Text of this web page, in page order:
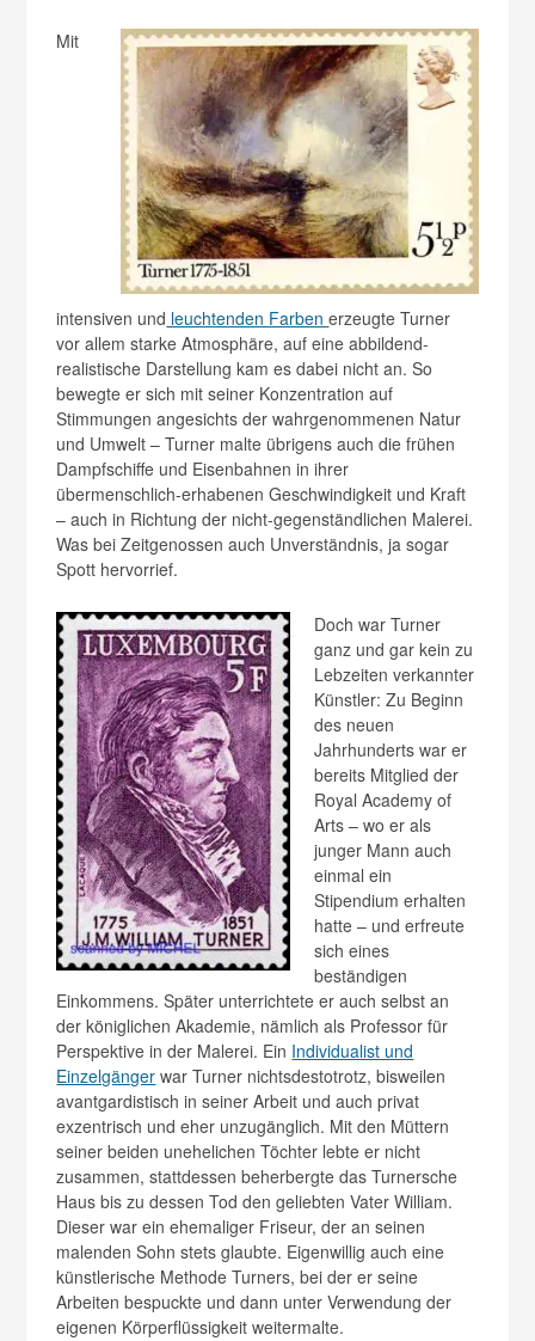
Mit
intensiven und leuchtenden Farbenerzeugte Turner
vor allem starke Atmosphäre, auf eine abbildend-
realistische Darstellung kam es dabei nicht an. So
bewegte er sich mit seiner Konzentration auf
Stimmungen angesichts der wahrgenommenen Natur
und Umwelt – Turner malte übrigens auch die frühen
Dampfschiffe und Eisenbahnen in ihrer
übermenschlich-erhabenen Geschwindigkeit und Kraft
– auch in Richtung der nicht-gegenständlichen Malerei.
Was bei Zeitgenossen auch Unverständnis, ja sogar
Spott hervorrief.
Doch war Turner
ganz und gar kein zu
Lebzeiten verkannter
Künstler: Zu Beginn
des neuen
Jahrhunderts war er
bereits Mitglied der
Royal Academy of
Arts – wo er als
junger Mann auch
einmal ein
Stipendium erhalten
hatte – und erfreute
sich eines
beständigen
Einkommens. Später unterrichtete er auch selbst an
der königlichen Akademie, nämlich als Professor für
Perspektive in der Malerei. Ein Individualist und
Einzelgänger war Turner nichtsdestotrotz, bisweilen
avantgardistisch in seiner Arbeit und auch privat
exzentrisch und eher unzugänglich. Mit den Müttern
seiner beiden unehelichen Töchter lebte er nicht
zusammen, stattdessen beherbergte das Turnersche
Haus bis zu dessen Tod den geliebten Vater William.
Dieser war ein ehemaliger Friseur, der an seinen
malenden Sohn stets glaubte. Eigenwillig auch eine
künstlerische Methode Turners, bei der er seine
Arbeiten bespuckte und dann unter Verwendung der
eigenen Körperflüssigkeit weitermalte.